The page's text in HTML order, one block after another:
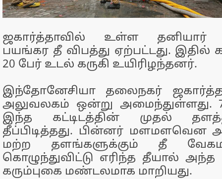
ஜகார்த்தாவில் உள்ள தனியார்
பயங்கர தீ விபத்து ஏற்பட்டது. இதில்
20 பேர் உடல் கருகி உயிரிழந்தனர்.
இந்தோனேசியா தலைநகர்
அலுவலகம் ஒன்று அமைந்துள்ளது.
இந்த கட்டிடத்தின் முதல்
தீப்பிடித்தது. பின்னர் மளமளவென
மற்ற தளங்களுக்கும் தீ
கொழுந்துவிட்டு எரிந்த தீயால் அந்த
கரும்புகை மண்டலமாக மாறியது.